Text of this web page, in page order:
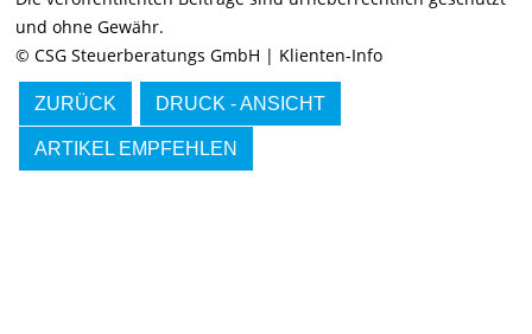
und ohne Gewähr.
© CSG Steuerberatungs GmbH | Klienten-Info
ZURÜCK DRUCK - ANSICHT
ARTIKEL EMPFEHLEN